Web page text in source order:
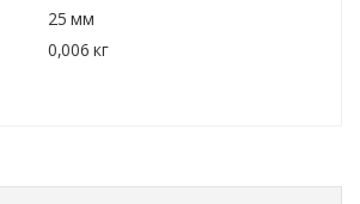
25 мм
0,006 кг